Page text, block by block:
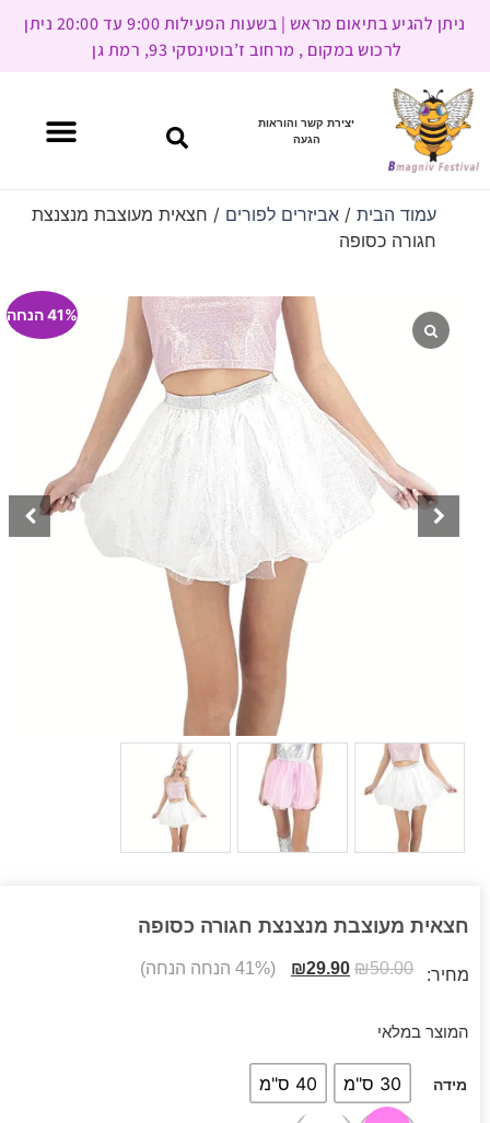
ניתן להגיע בתיאום מראש | בשעות הפעילות 9:00 עד 20:00 ניתן
לרכוש במקום , מרחוב ז’בוטינסקי 93, רמת גן
יצירת קשר והוראות
הגעה
עמוד הבית/ אביזרים לפורים / חצאית מעוצבת מנצנצת
חגורה כסופה
41% הנחה
חצאית מעוצבת מנצנצת חגורה כסופה
מחיר: ₪50.00
₪29.90 (41% הנחה הנחה)
המוצר במלאי
מידה 30 ס"מ 40 ס"מ